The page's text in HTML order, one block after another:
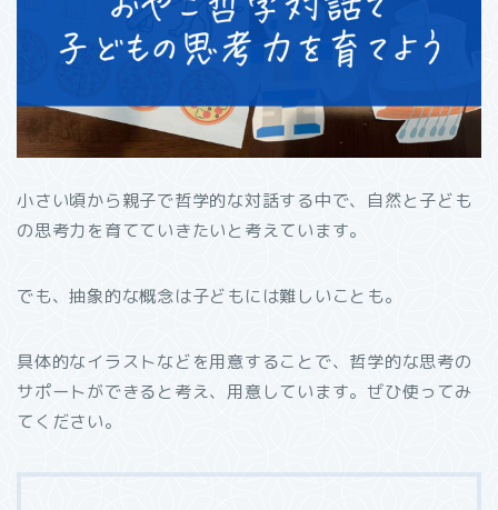
小さい頃から親子で哲学的な対話する中で、自然と子ども
の思考力を育てていきたいと考えています。
でも、抽象的な概念は子どもには難しいことも。
具体的なイラストなどを用意することで、哲学的な思考の
サポートができると考え、用意しています。ぜひ使ってみ
てください。